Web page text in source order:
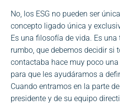
No, los ESG no pueden ser
concepto ligado única y
Es una filosofía de vida. Es
rumbo, que debemos decidir si
contactaba hace muy poco
para que les ayudáramos a
Cuando entramos en la parte
presidente y de su equipo